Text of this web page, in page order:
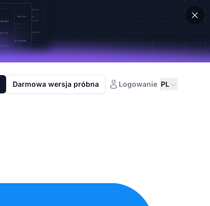
Darmowa wersja próbna Logowanie PL